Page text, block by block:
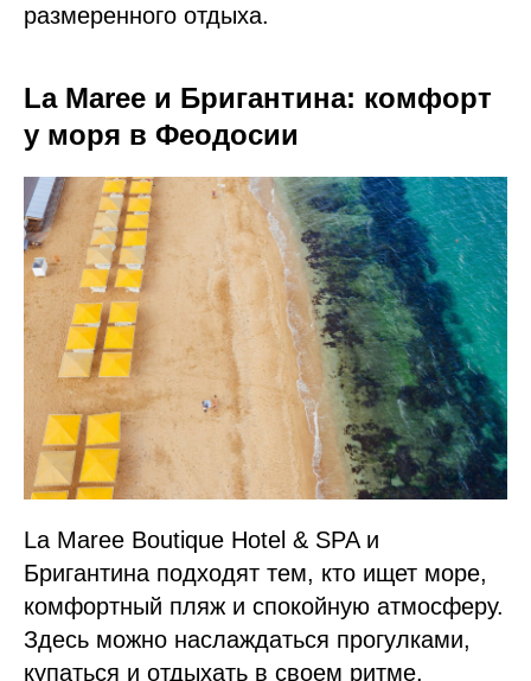
размеренного отдыха.
La Maree и Бригантина: комфорт
у моря в Феодосии
La Maree Boutique Hotel & SPA и
Бригантина подходят тем, кто ищет море,
комфортный пляж и спокойную атмосферу.
Здесь можно наслаждаться прогулками,
купаться и отдыхать в своем ритме.